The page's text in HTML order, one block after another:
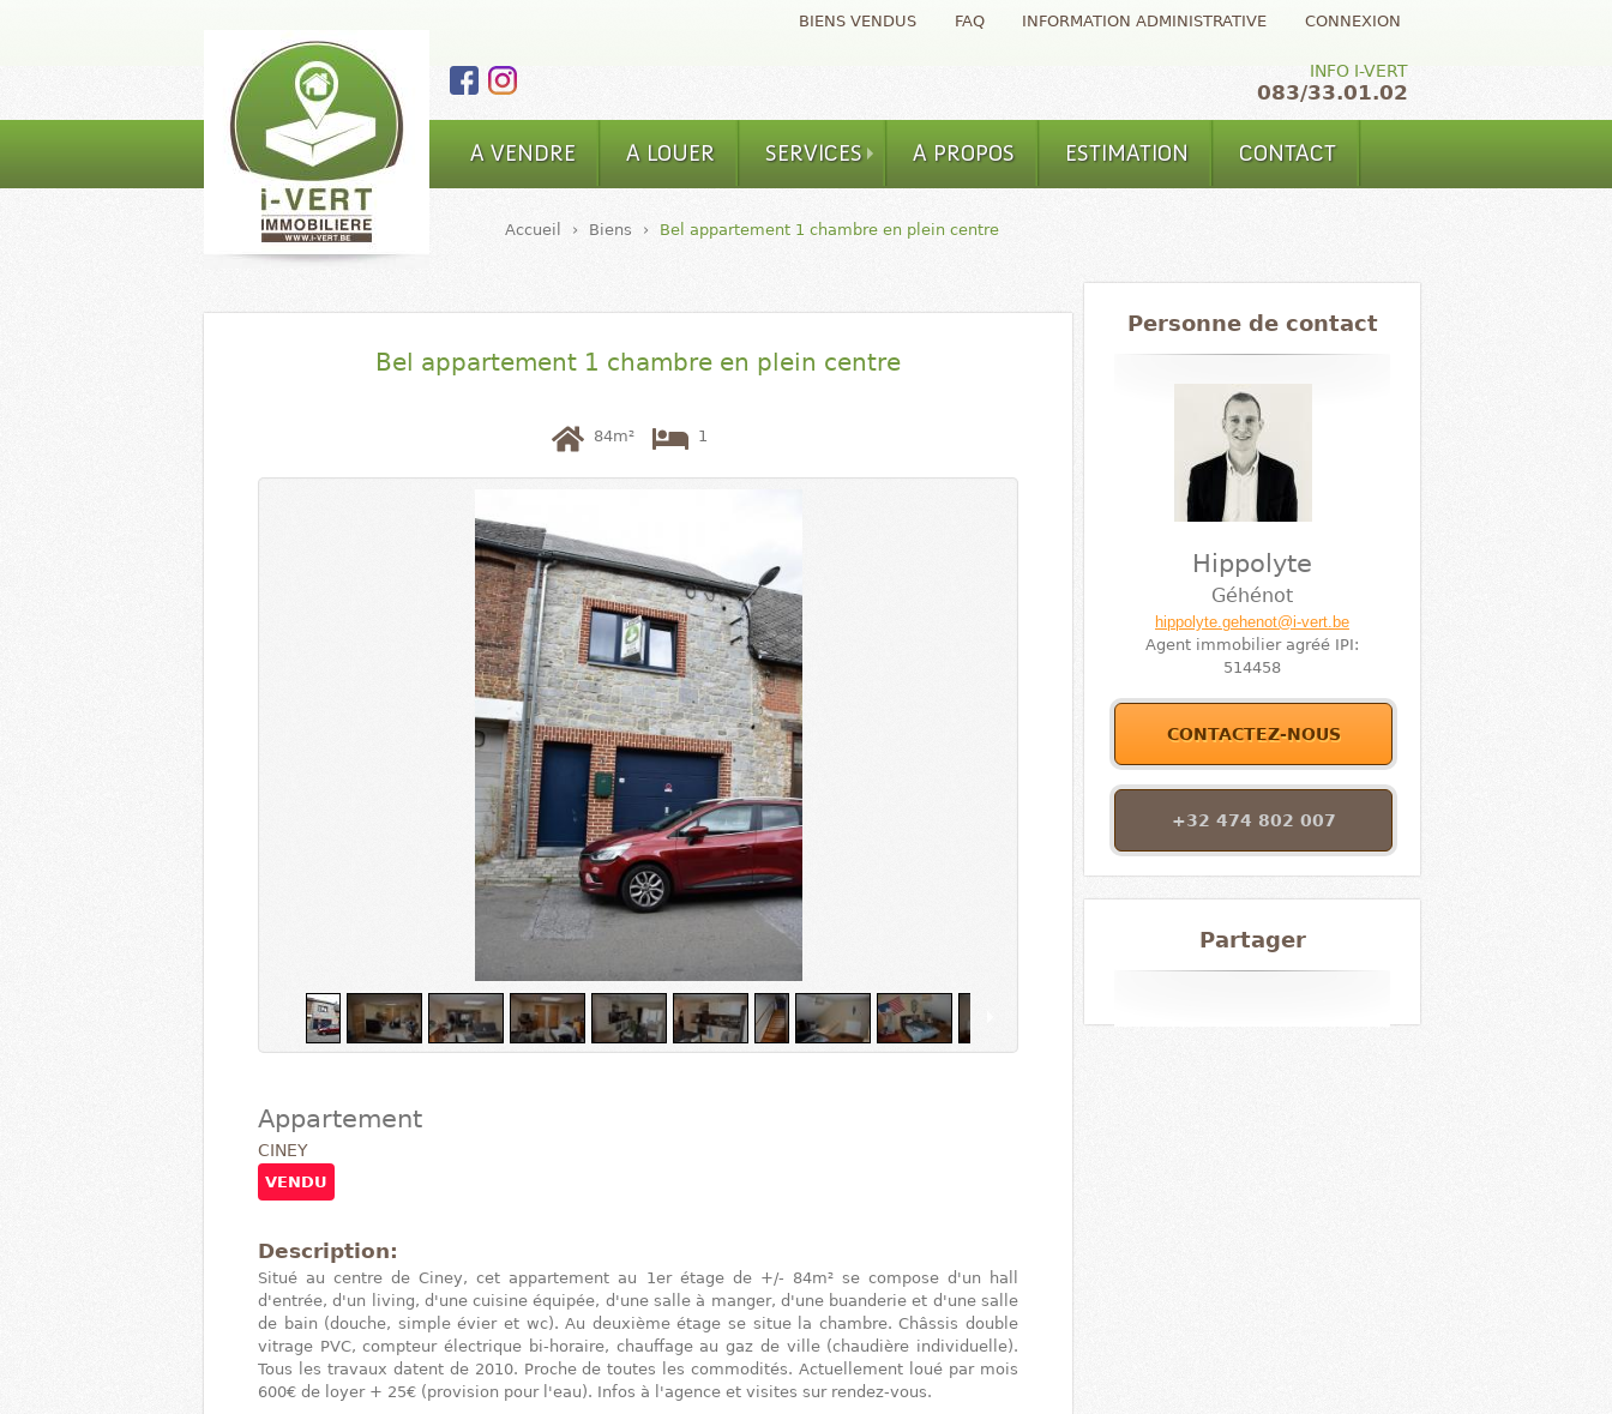
Aller au contenu
BIENS VENDUS FAQ INFORMATION ADMINISTRATIVE CONNEXION
INFO I-VERT
083/33.01.02
Main Menu
A VENDRE A LOUER SERVICES A PROPOS ESTIMATION CONTACT
Accueil › Biens › Bel appartement 1 chambre en plein centre
Bel appartement 1 chambre en plein centre
84m² 1
Appartement
CINEY
VENDU
Description:
Situé au centre de Ciney, cet appartement au 1er étage de +/- 84m² se compose d'un hall
d'entrée, d'un living, d'une cuisine équipée, d'une salle à manger, d'une buanderie et d'une salle
de bain (douche, simple évier et wc). Au deuxième étage se situe la chambre. Châssis double
vitrage PVC, compteur électrique bi-horaire, chauffage au gaz de ville (chaudière individuelle).
Tous les travaux datent de 2010. Proche de toutes les commodités. Actuellement loué par mois
600€ de loyer + 25€ (provision pour l'eau). Infos à l'agence et visites sur rendez-vous.
Personne de contact
Hippolyte
Géhénot
hippolyte.gehenot@i-vert.be
Agent immobilier agréé IPI:
514458
CONTACTEZ-NOUS
+32 474 802 007
Partager